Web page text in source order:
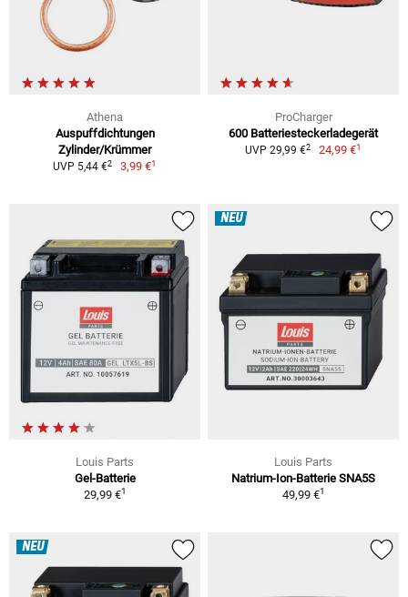
Athena
Auspuffdichtungen
Zylinder/Krümmer
UVP 5,44 €2 3,99 €1
ProCharger
600 Batteriesteckerladegerät
UVP 29,99 €2 24,99 €1
Louis Parts
Gel-Batterie
29,99 €1
NEU
Louis Parts
Natrium-Ion-Batterie SNA5S
49,99 €1
NEU